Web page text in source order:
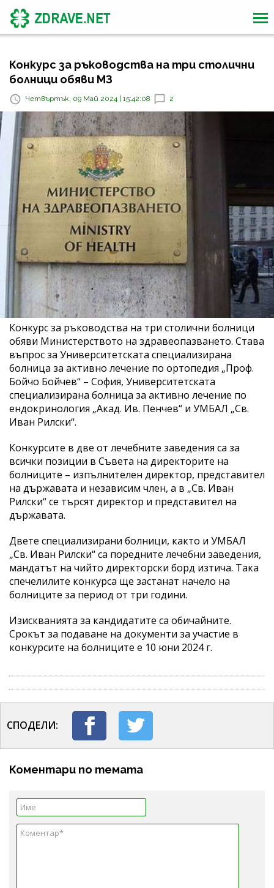
Конкурс за ръководства на три столични
болници обяви МЗ
Четвъртък, 09 Май 2024 | 15:42:08 2
Конкурс за ръководства на три столични болници
обяви Министерството на здравеопазването. Става
въпрос за Университетската специализирана
болница за активно лечение по ортопедия „Проф.
Бойчо Бойчев“ – София, Университетската
специализирана болница за активно лечение по
ендокринология „Акад. Ив. Пенчев“ и УМБАЛ „Св.
Иван Рилски“.
Конкурсите в две от лечебните заведения са за
всички позиции в Съвета на директорите на
болниците – изпълнителен директор, представител
на държавата и независим член, а в „Св. Иван
Рилски“ се търсят директор и представител на
държавата.
Двете специализирани болници, както и УМБАЛ
„Св. Иван Рилски“ са поредните лечебни заведения,
мандатът на чийто директорски борд изтича. Така
спечелилите конкурса ще застанат начело на
болниците за период от три години.
Изискванията за кандидатите са обичайните.
Срокът за подаване на документи за участие в
конкурсите на болниците е 10 юни 2024 г.
СПОДЕЛИ:
Коментари по темата